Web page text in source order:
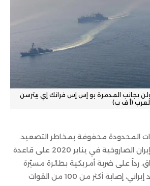
بجانب المدمرة يو إس إس فرانك إي بيترسن
(أ ف ب)
المحدودة محفوفة بمخاطر التصعيد،
حيث أظهرت هجمات إيران الصاروخية في يناير 2020 على قاعدة
رداً على ضربة أمريكية بطائرة مسيّرة
أسفرت عن مقتل قائد إيراني، إصابة أكثر من 100 من القوات